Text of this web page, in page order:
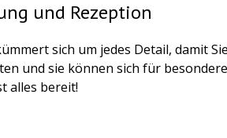
und Rezeption
sich um jedes Detail, damit
und sie können sich für
alles bereit!